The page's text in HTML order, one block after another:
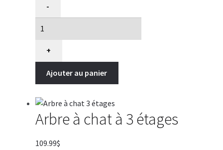
Agace
swizzle,
Kong
Active
-
+
Ajouter au panier
Arbre à chat à 3 étages
109.99$